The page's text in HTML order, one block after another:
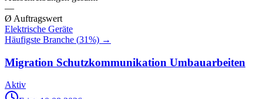
—
Ø Auftragswert
Elektrische Geräte
Häufigste Branche (31%) →
Migration Schutzkommunikation Umbauarbeiten
Aktiv